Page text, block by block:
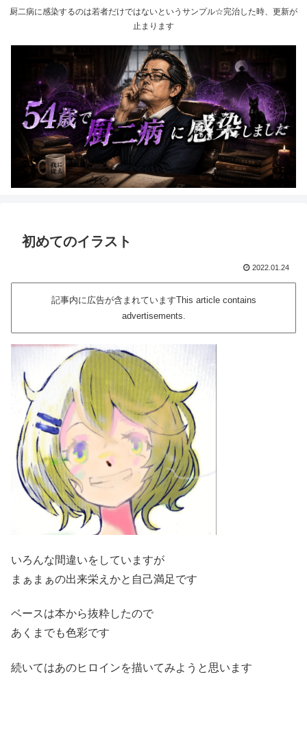
厨二病に感染するのは若者だけではないというサンプル☆完治した時、更新が
止まります
初めてのイラスト
2022.01.24
記事内に広告が含まれていますThis article contains
advertisements.
いろんな間違いをしていますが
まぁまぁの出来栄えかと自己満足です
ベースは本から抜粋したので
あくまでも色彩です
続いてはあのヒロインを描いてみようと思います